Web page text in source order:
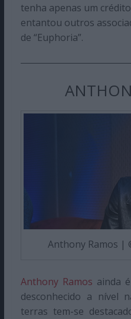
tenha apenas um
entantou outros
de “Euphoria”.
Anthony Ramos |
Anthony Ramos ainda
desconhecido a nível
terras tem-se